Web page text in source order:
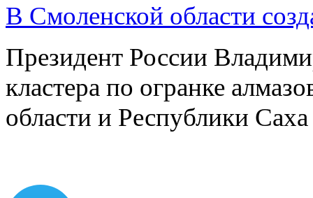
В Смоленской области
Президент России
кластера по огранке
области и Республики